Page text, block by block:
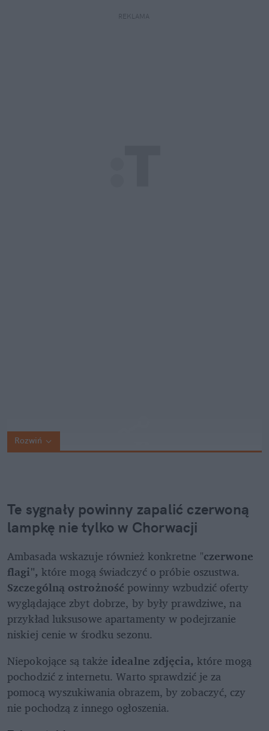
REKLAMA
Rozwiń
Te sygnały powinny zapalić czerwoną
lampkę nie tylko w Chorwacji
Ambasada wskazuje również konkretne "czerwone
flagi",
Szczególną ostrożność powinny wzbudzić oferty
wyglądające zbyt dobrze, by były prawdziwe, na
przykład luksusowe apartamenty w podejrzanie
niskiej cenie w środku sezonu.
Niepokojące są także idealne zdjęcia, które mogą
pochodzić z internetu. Warto sprawdzić je za
pomocą wyszukiwania obrazem, by zobaczyć, czy
nie pochodzą z innego ogłoszenia.